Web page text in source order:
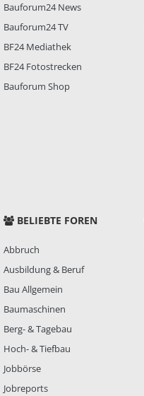
Bauforum24 News
Bauforum24 TV
BF24 Mediathek
BF24 Fotostrecken
Bauforum Shop
BELIEBTE FOREN
Abbruch
Ausbildung & Beruf
Bau Allgemein
Baumaschinen
Berg- & Tagebau
Hoch- & Tiefbau
Jobbörse
Jobreports